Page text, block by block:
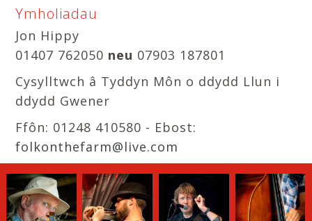
Ymholiadau
Jon Hippy
01407 762050 neu 07903 187801
Cysylltwch â Tyddyn Môn o ddydd Llun i
ddydd Gwener
Ffôn: 01248 410580 - Ebost:
folkonthefarm@live.com